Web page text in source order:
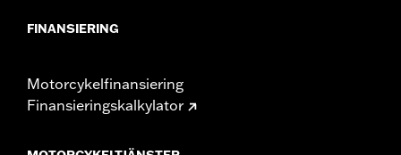
FINANSIERING
Motorcykelfinansiering
Finansieringskalkylator